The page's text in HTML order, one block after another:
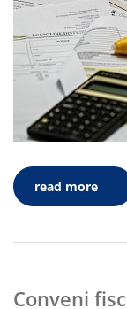
read more
Conveni